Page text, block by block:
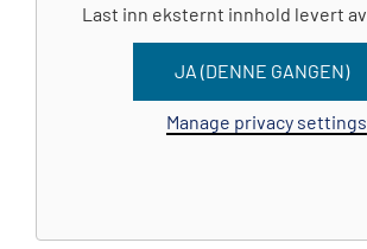
Last inn eksternt innhold levert av
JA (DENNE GANGEN)
Manage privacy settings